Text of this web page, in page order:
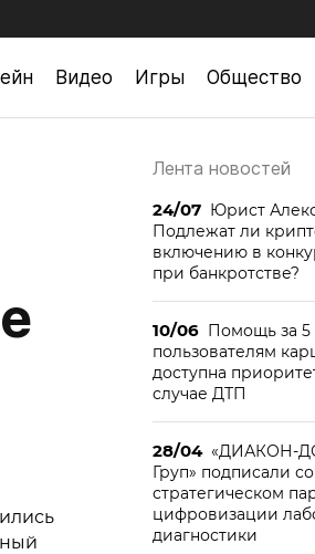
Видео Игры Общество
Лента новостей
24/07 Юрист
Подлежат ли
включению в
при банкротстве?
10/06 Помощь за 5
пользователям
доступна
случае ДТП
28/04 «ДИАКОН-
Груп» подписали
стратегическом
цифровизации
диагностики